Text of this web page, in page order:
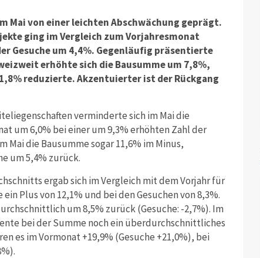
Mai von einer leichten Abschwächung geprägt.
ging im Vergleich zum Vorjahresmonat
Gesuche um 4,4%. Gegenläufig präsentierte
erhöhte sich die Bausumme um 7,8%,
reduzierte. Akzentuierter ist der Rückgang
verminderte sich im Mai die
um 6,0% bei einer um 9,3% erhöhten Zahl der
Mai die Bausumme sogar 11,6% im Minus,
um 5,4% zurück.
ergab sich im Vergleich mit dem Vorjahr für
Plus von 12,1% und bei den Gesuchen von 8,3%.
um 8,5% zurück (Gesuche: -2,7%). Im
bei der Summe noch ein überdurchschnittliches
es im Vormonat +19,9% (Gesuche +21,0%), bei